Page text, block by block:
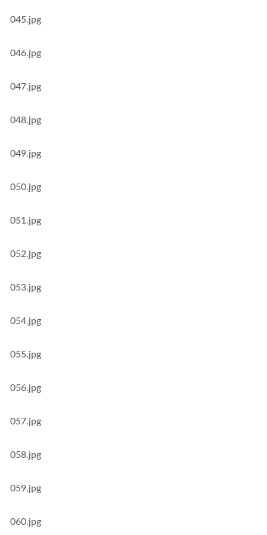
045.jpg
046.jpg
047.jpg
048.jpg
049.jpg
050.jpg
051.jpg
052.jpg
053.jpg
054.jpg
055.jpg
056.jpg
057.jpg
058.jpg
059.jpg
060.jpg